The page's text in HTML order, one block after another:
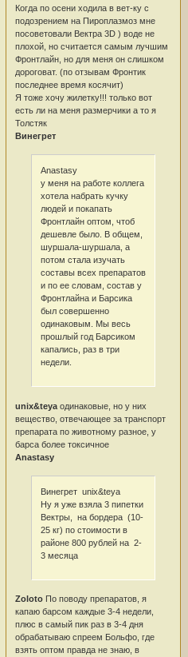
Когда по осени ходила в вет-ку с
подозрением на Пироплазмоз мне
посоветовали Вектра 3D ) воде не
плохой, но считается самым лучшим
Фронтлайн, но для меня он слишком
дороговат. (по отзывам Фронтик
последнее время косячит)
Я тоже хочу жилетку!!! только вот
есть ли на меня размерчики а то я
Толстяк
Винегрет
Anastasy
у меня на работе коллега
хотела набрать кучку
людей и покапать
Фронтлайн оптом, чтоб
дешевле было. В общем,
шуршала-шуршала, а
потом стала изучать
составы всех препаратов
и по ее словам, состав у
Фронтлайна и Барсика
был совершенно
одинаковым. Мы весь
прошлый год Барсиком
капались, раз в три
недели.
unix&teyaодинаковые, но у них
вещество, отвечающее за транспорт
препарата по животному разное, у
барса более токсичное
Anastasy
Винегрет unix&teya
Ну я уже взяла 3 пипетки
Вектры, на бордера (10-
25 кг) по стоимости в
районе 800 рублей на 2-
3 месяца
ZolotoПо поводу препаратов, я
капаю барсом каждые 3-4 недели,
плюс в самый пик раз в 3-4 дня
обрабатываю спреем Больфо, где
взять оптом правда не знаю, в